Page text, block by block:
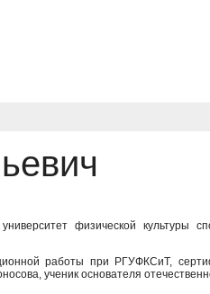
физической культуры
работы при РГУФКСиТ,
ученик основателя